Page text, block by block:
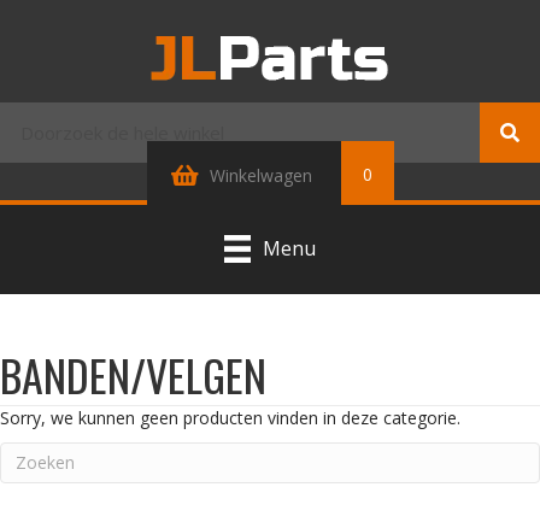
Winkelwagen 0
Menu
BANDEN/VELGEN
Sorry, we kunnen geen producten vinden in deze categorie.